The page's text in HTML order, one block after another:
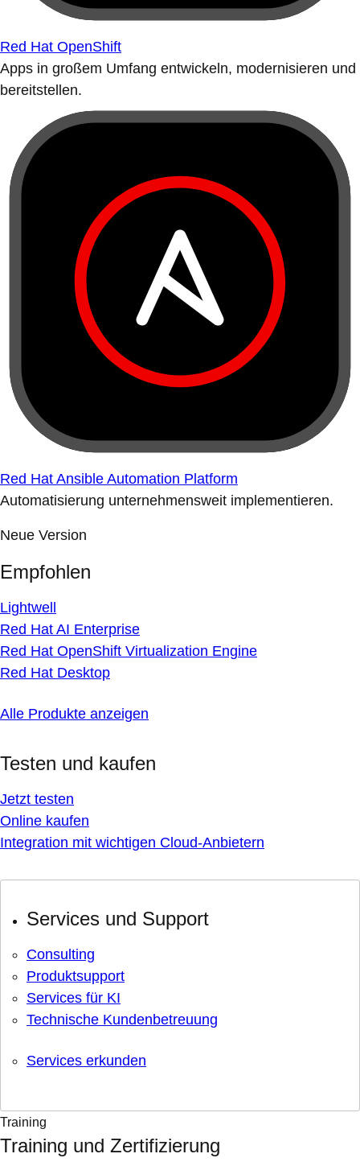
Red Hat OpenShift
Apps in großem Umfang entwickeln, modernisieren und
bereitstellen.
Red Hat Ansible Automation Platform
Automatisierung unternehmensweit implementieren.
Neue Version
Empfohlen
Lightwell
Red Hat AI Enterprise
Red Hat OpenShift Virtualization Engine
Red Hat Desktop
Alle Produkte anzeigen
Testen und kaufen
Jetzt testen
Online kaufen
Integration mit wichtigen Cloud-Anbietern
Services und Support
Consulting
Produktsupport
Services für KI
Technische Kundenbetreuung
Services erkunden
Training
Training und Zertifizierung